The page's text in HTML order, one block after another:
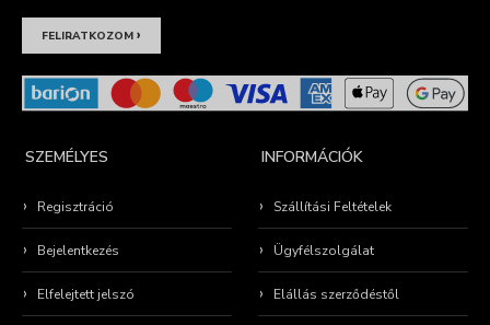
FELIRATKOZOM ›
SZEMÉLYES
Regisztráció
Bejelentkezés
Elfelejtett jelszó
INFORMÁCIÓK
Szállítási Feltételek
Ügyfélszolgálat
Elállás szerződéstől